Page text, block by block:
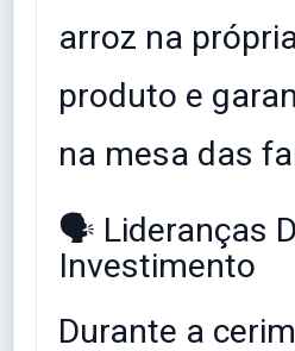
arroz na
produto e
na mesa das
​🗣️ Lideranças
Investimento
​Durante a